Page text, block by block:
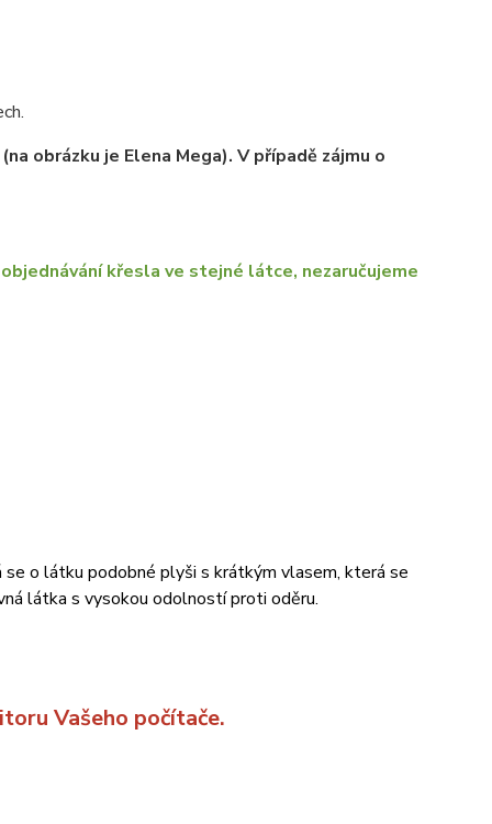
obrázku je Elena Mega). V případě zájmu o
křesla ve stejné látce, nezaručujeme
o látku podobné plyši s krátkým vlasem, která se
látka s vysokou odolností proti oděru.
Vašeho počítače.